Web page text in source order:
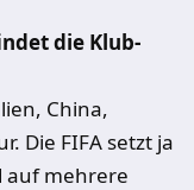
die Klub-
China,
Die FIFA setzt ja
auf mehrere